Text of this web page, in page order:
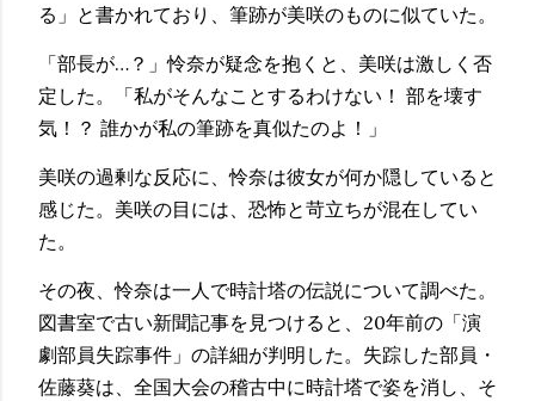
る」と書かれており、筆跡が美咲のものに似ていた。
「部長が…？」怜奈が疑念を抱くと、美咲は激しく否
定した。「私がそんなことするわけない！ 部を壊す
気！？ 誰かが私の筆跡を真似たのよ！」
美咲の過剰な反応に、怜奈は彼女が何か隠していると
感じた。美咲の目には、恐怖と苛立ちが混在してい
た。
その夜、怜奈は一人で時計塔の伝説について調べた。
図書室で古い新聞記事を見つけると、20年前の「演
劇部員失踪事件」の詳細が判明した。失踪した部員・
佐藤葵は、全国大会の稽古中に時計塔で姿を消し、そ